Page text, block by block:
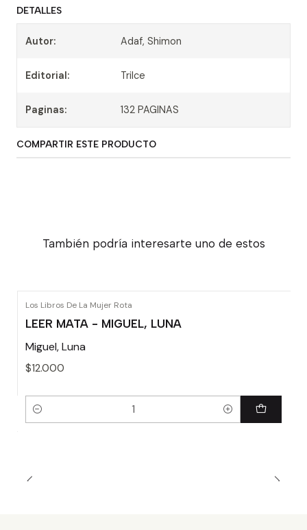
DETALLES
Autor: Adaf, Shimon
Editorial: Trilce
Paginas: 132 PAGINAS
COMPARTIR ESTE PRODUCTO
También podría interesarte uno de estos
Los Libros De La Mujer Rota
LEER MATA - MIGUEL, LUNA
Miguel, Luna
$12.000
Cantidad